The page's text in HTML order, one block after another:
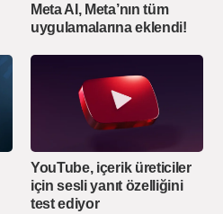
Meta AI, Meta’nın tüm
uygulamalarına eklendi!
YouTube, içerik üreticiler
için sesli yanıt özelliğini
test ediyor